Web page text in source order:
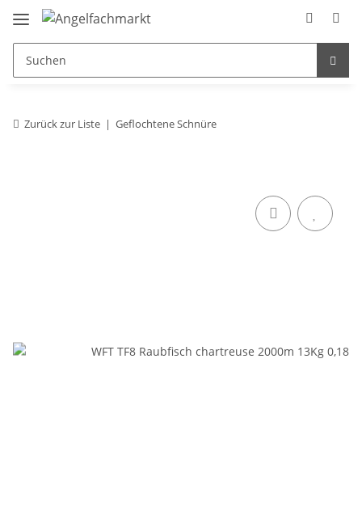
Zurück zur Liste Geflochtene Schnüre